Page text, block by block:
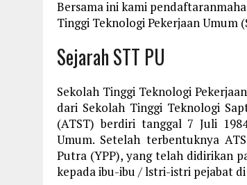
Bersama ini kami
Tinggi Teknologi Pekerjaan Umum
Sejarah STT PU
Sekolah Tinggi Teknologi
dari Sekolah Tinggi Teknologi
(ATST) berdiri tanggal 7 Juli
Umum. Setelah terbentuknya
Putra (YPP), yang telah didirikan
kepada ibu-ibu / lstri-istri pejabat